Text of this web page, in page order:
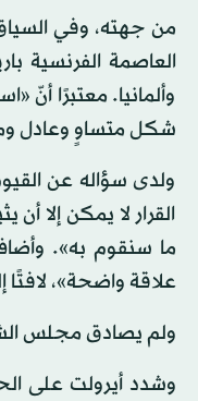
من جهته، وفي السياق
العاصمة الفرنسية
وألمانيا. معتبرًا
شكل متساوٍ وعادل
ولدى سؤاله عن
القرار لا يمكن إلا
ما سنقوم به».
علاقة واضحة»، لافتًا
ولم يصادق مجلس
وشدد أيرولت على